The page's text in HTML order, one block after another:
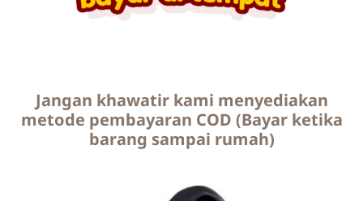
Jangan khawatir kami menyediakan
metode pembayaran COD (Bayar ketika
barang sampai rumah)